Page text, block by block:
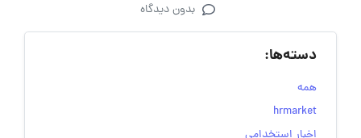
بدون دیدگاه
دسته‌ها:
همه
hrmarket